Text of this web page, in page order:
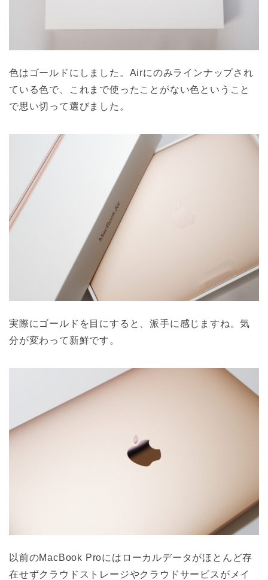
色はゴールドにしました。Airにのみラインナップされ
ている色で、これまで使ったことがない色ということ
で思い切って選びました。
実際にゴールドを目にすると、派手に感じますね。気
分が変わって新鮮です。
以前のMacBook Proにはローカルデータがほとんど存
在せずクラウドストレージやクラウドサービスがメイ